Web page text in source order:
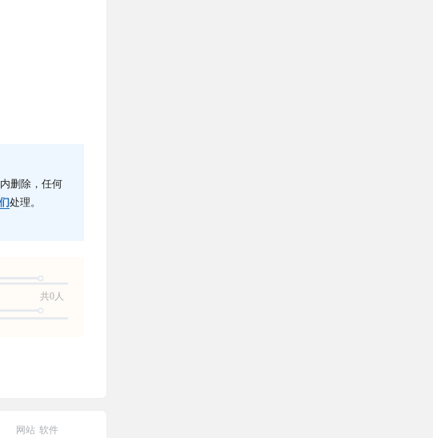
删除，任何
处理。
共0人
网站 软件